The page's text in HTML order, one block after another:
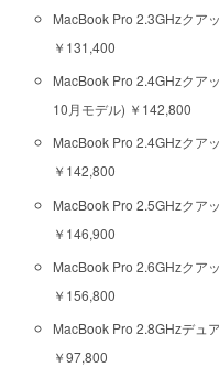
MacBook Pro 2.3GHzクア
￥131,400
MacBook Pro 2.4GHzクア
10月モデル) ￥142,800
MacBook Pro 2.4GHzクア
￥142,800
MacBook Pro 2.5GHzクア
￥146,900
MacBook Pro 2.6GHzクア
￥156,800
MacBook Pro 2.8GHzデュ
￥97,800